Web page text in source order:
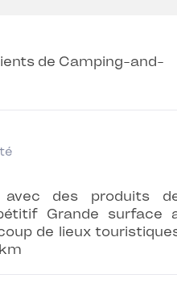
de Camping-and-
avec des produits
Grande surface
de lieux